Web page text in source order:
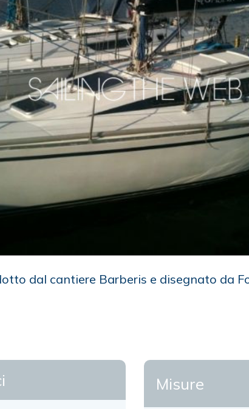
dal cantiere Barberis e disegnato da
Misure